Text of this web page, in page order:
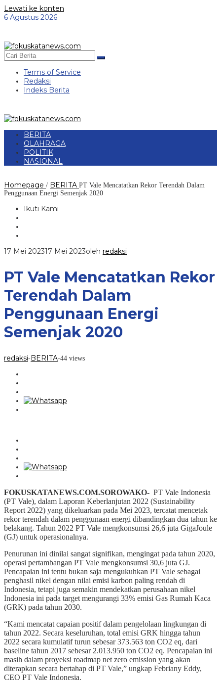
Lewati ke konten
6 Agustus 2026
Terms of Service
Redaksi
Indeks Berita
BERITA
OLAHRAGA
POLITIK
NASIONAL
Homepage / BERITA PT Vale Mencatatkan Rekor Terendah Dalam
Penggunaan Energi Semenjak 2020
Ikuti Kami
17 Mei 202317 Mei 2023oleh redaksi
PT Vale Mencatatkan Rekor
Terendah Dalam
Penggunaan Energi
Semenjak 2020
redaksi-BERITA-44 views
FOKUSKATANEWS.COM.SOROWAKO- PT Vale Indonesia
(PT Vale), dalam Laporan Keberlanjutan 2022 (Sustainability
Report 2022) yang dikeluarkan pada Mei 2023, tercatat mencetak
rekor terendah dalam penggunaan energi dibandingkan dua tahun ke
belakang. Tahun 2022 PT Vale mengkonsumsi 26,6 juta GigaJoule
(GJ) untuk operasionalnya.
Penurunan ini dinilai sangat signifikan, mengingat pada tahun 2020,
operasi pertambangan PT Vale mengkonsumsi 30,6 juta GJ.
Pencapaian ini tentu bukan saja mengukuhkan PT Vale sebagai
penghasil nikel dengan nilai emisi karbon paling rendah di
Indonesia, tetapi juga semakin mendekatkan perusahaan nikel
Indonesia ini pada target mengurangi 33% emisi Gas Rumah Kaca
(GRK) pada tahun 2030.
“Kami mencatat capaian positif dalam pengelolaan lingkungan di
tahun 2022. Secara keseluruhan, total emisi GRK hingga tahun
2022 secara kumulatif turun sebesar 373.563 ton CO2 eq, dari
baseline tahun 2017 sebesar 2.013.950 ton CO2 eq. Pencapaian ini
masih dalam proyeksi roadmap net zero emission yang akan
diterapkan secara bertahap di PT Vale,” ungkap Febriany Eddy,
CEO PT Vale Indonesia.